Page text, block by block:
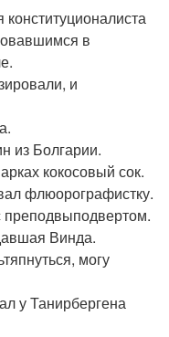
в
и
из Болгарии.
кокосовый сок.
флюорографистку.
Винда.
могу
у Танирбергена